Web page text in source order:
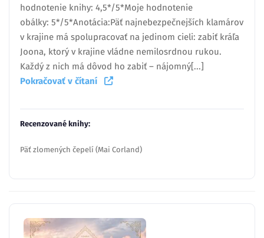
hodnotenie knihy: 4,5*/5*Moje hodnotenie
obálky: 5*/5*Anotácia:Päť najnebezpečnejších klamárov
v krajine má spolupracovať na jedinom cieli: zabiť kráľa
Joona, ktorý v krajine vládne nemilosrdnou rukou.
Každý z nich má dôvod ho zabiť – nájomný[...]
Pokračovať v čítaní
Recenzované knihy:
Päť zlomených čepelí (Mai Corland)